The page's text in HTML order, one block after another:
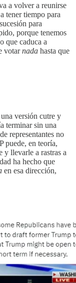
a volver a reunirse
tener tiempo para
para
porque tenemos
que caduca a
votarnada hasta que
versión cutre y
terminar sin una
representantes no
puede, en teoría,
y llevarle a rastras a
ha hecho que
en esa dirección,